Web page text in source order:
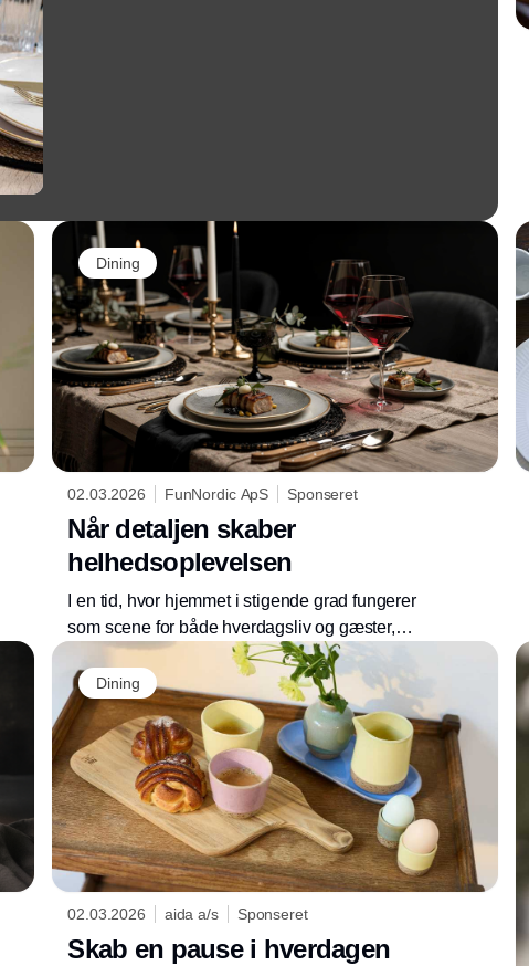
Dining
02.03.2026 FunNordic ApS Sponseret
Når detaljen skaber
helhedsoplevelsen
I en tid, hvor hjemmet i stigende grad fungerer
som scene for både hverdagsliv og gæster,
har borddækningen bevæget sig fra at være
en praktisk nødvendighed til at være en
bevidst æstetisk disciplin. Det er ikke længere
kun tallerkenen, der definerer udtrykket - det
er detaljen.
Annonce
Dining
02.03.2026 aida a/s Sponseret
Skab en pause i hverdagen